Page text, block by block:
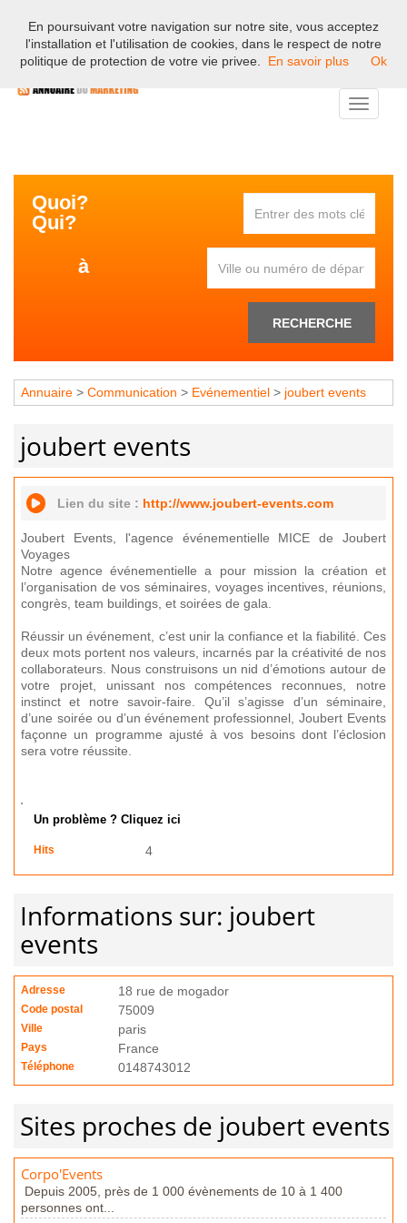
Bienvenue sur l'annuaire professionnel du marketing et de la
communication en France.
Toggle
Quoi?
Qui?
à
RECHERCHE
Annuaire > Communication > Evénementiel > joubert events
joubert events
Lien du site : http://www.joubert-events.com
Joubert Events, l'agence événementielle MICE de Joubert
Voyages
Notre agence événementielle a pour mission la création et
l’organisation de vos séminaires, voyages incentives, réunions,
congrès, team buildings, et soirées de gala.
Réussir un événement, c’est unir la confiance et la fiabilité. Ces
deux mots portent nos valeurs, incarnés par la créativité de nos
collaborateurs. Nous construisons un nid d’émotions autour de
votre projet, unissant nos compétences reconnues, notre
instinct et notre savoir-faire. Qu’il s’agisse d’un séminaire,
d’une soirée ou d’un événement professionnel, Joubert Events
façonne un programme ajusté à vos besoins dont l’éclosion
sera votre réussite.
Un problème ? Cliquez ici
Hits 4
Informations sur: joubert
events
Adresse 18 rue de mogador
Code postal 75009
Ville paris
Pays France
Téléphone 0148743012
Sites proches de joubert events
Corpo'Events
Depuis 2005, près de 1 000 évènements de 10 à 1 400
personnes ont...
En poursuivant votre navigation sur notre site, vous acceptez
l'installation et l'utilisation de cookies, dans le respect de notre
politique de protection de votre vie privee.
En savoir plus Ok